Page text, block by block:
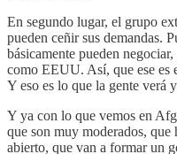
En segundo lugar, el grupo
pueden ceñir sus demandas.
básicamente pueden
como EEUU. Así, que ese es
Y eso es lo que la gente verá
Y ya con lo que vemos en
que son muy moderados,
abierto, que van a formar un